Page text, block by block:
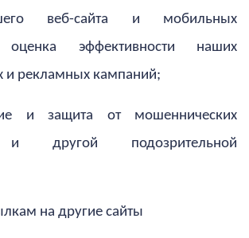
веб-сайта и мобильных
оценка эффективности наших
и рекламных кампаний;
и защита от мошеннических
и другой подозрительной
на другие сайты